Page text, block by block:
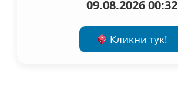
09.08.2026 00:32
Кликни тук!